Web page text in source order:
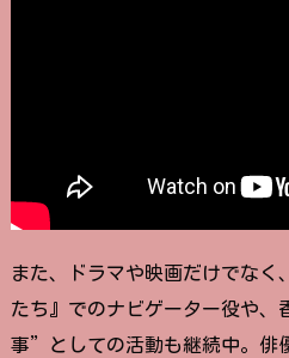
また、ドラマや映画だけでなく
たち』でのナビゲーター役や
事”としての活動も継続中。俳